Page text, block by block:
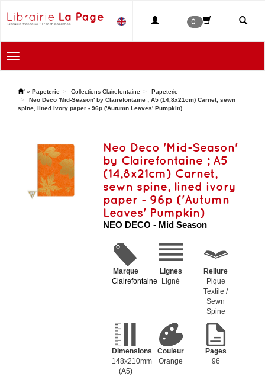
0
Toggle
navigation
' » Papeterie Collections Clairefontaine
Papeterie
Neo Deco 'Mid-Season' by Clairefontaine ; A5 (14,8x21cm) Carnet, sewn
spine, lined ivory paper - 96p ('Autumn Leaves' Pumpkin)
Neo Deco 'Mid-Season'
by Clairefontaine ; A5
(14,8x21cm) Carnet,
sewn spine, lined ivory
paper - 96p ('Autumn
Leaves' Pumpkin)
NEO DECO - Mid Season
Marque
Clairefontaine
Lignes
Ligné
Reliure
Pique
Textile /
Sewn
Spine
Dimensions
148x210mm
(A5)
Couleur
Orange
Pages
96